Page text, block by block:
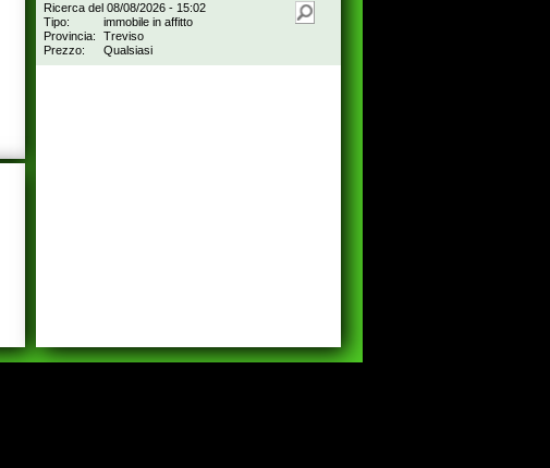
Ricerca del 08/08/2026 - 15:02
Tipo:
immobile in affitto
Provincia:
Treviso
Prezzo:
Qualsiasi